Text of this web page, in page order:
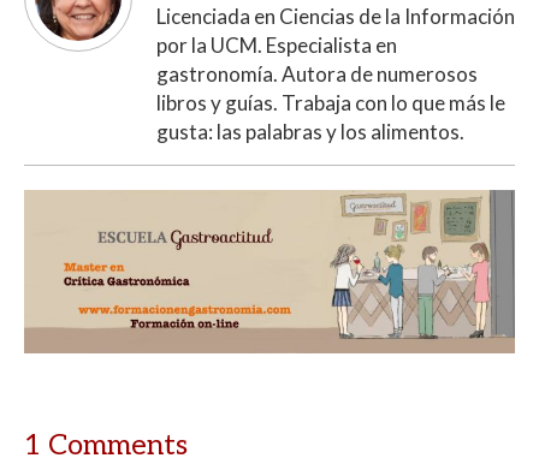
Licenciada en Ciencias de la Información
por la UCM. Especialista en
gastronomía. Autora de numerosos
libros y guías. Trabaja con lo que más le
gusta: las palabras y los alimentos.
1 Comments